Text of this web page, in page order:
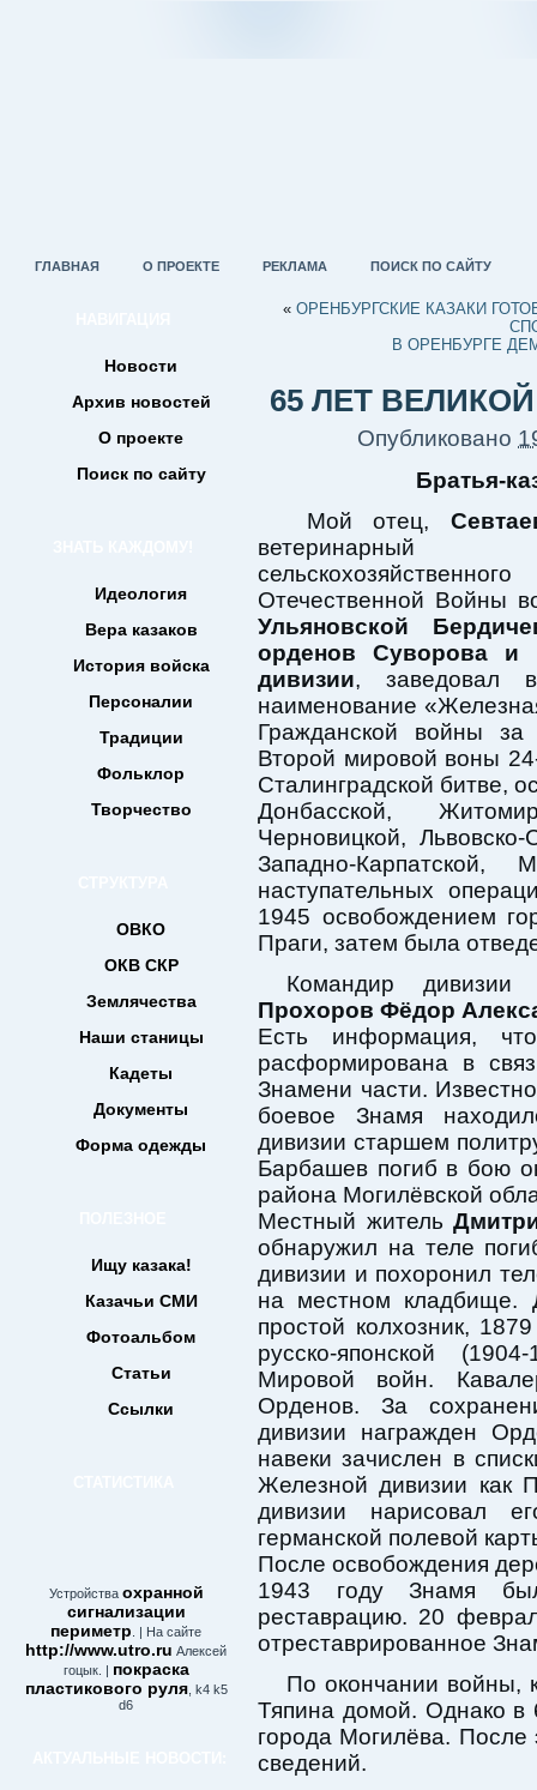
ГЛАВНАЯ О ПРОЕКТЕ РЕКЛАМА ПОИСК ПО САЙТУ
Новости
Архив новостей
О проекте
Поиск по сайту
Идеология
Вера казаков
История войска
Персоналии
Традиции
Фольклор
Творчество
ОВКО
ОКВ СКР
Землячества
Наши станицы
Кадеты
Документы
Форма одежды
Ищу казака!
Казачьи СМИ
Фотоальбом
Статьи
Ссылки
Устройства охранной
сигнализации
периметр . | На сайте
http://www.utro.ru Алексей
гоцык. | покраска
пластикового руля, k4 k5
d6
« ОРЕНБУРГСКИЕ КАЗАКИ
В ОРЕНБУРГЕ
65 ЛЕТ
Опубликовано
Братья-
Мой отец,
ветеринарный
Отечественной Войны
Ульяновской
орденов Суворова и
дивизии, заведовал
наименование
Гражданской войны
Второй мировой воны
Сталинградской битве,
Донбасской,
Черновицкой, Львовско-
Западно-Карпатской,
наступательных
1945 освобождением
Праги, затем была
Командир
Прохоров Фёдор
Есть информация,
расформирована в
Знамени части.
боевое Знамя
дивизии старшем
Барбашев погиб в бою
района Могилёвской
Местный житель
обнаружил на теле
дивизии и похоронил
на местном кладбище.
простой колхозник,
русско-японской
Мировой войн.
Орденов. За
дивизии награжден
навеки зачислен в
Железной дивизии как
дивизии нарисовал
германской полевой
После освобождения
1943 году Знамя
реставрацию. 20
отреставрированное
По окончании войны,
Тяпина домой. Однако в
города Могилёва. После
сведений.